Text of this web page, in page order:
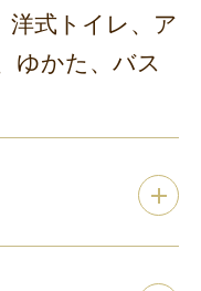
洋式トイレ、ア
ゆかた、バス